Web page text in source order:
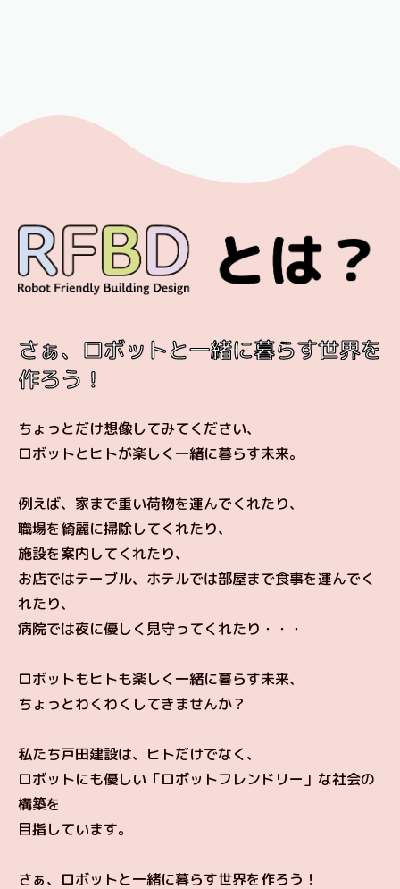
さぁ、ロボットと一緒に暮らす世界を
作ろう！
ちょっとだけ想像してみてください、
ロボットとヒトが楽しく一緒に暮らす未来。
例えば、家まで重い荷物を運んでくれたり、
職場を綺麗に掃除してくれたり、
施設を案内してくれたり、
お店ではテーブル、ホテルでは部屋まで食事を運んでく
れたり、
病院では夜に優しく見守ってくれたり・・・
ロボットもヒトも楽しく一緒に暮らす未来、
ちょっとわくわくしてきませんか？
私たち戸田建設は、ヒトだけでなく、
ロボットにも優しい「ロボットフレンドリー」な社会の
構築を
目指しています。
さぁ、ロボットと一緒に暮らす世界を作ろう！